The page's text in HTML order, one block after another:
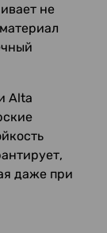
не
Alta
даже при